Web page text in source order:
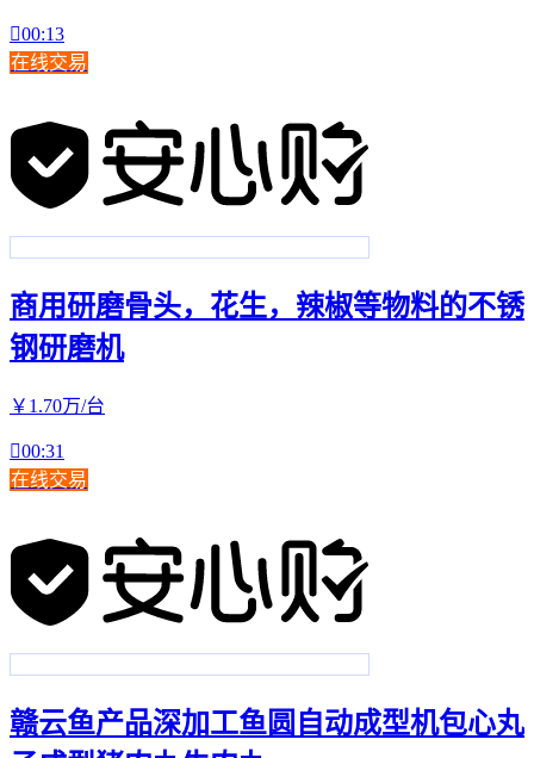
00:13
在线交易
商用研磨骨头，花生，辣椒等物料的不锈
钢研磨机
￥ 1 .70万/台
00:31
在线交易
赣云鱼产品深加工鱼圆自动成型机包心丸